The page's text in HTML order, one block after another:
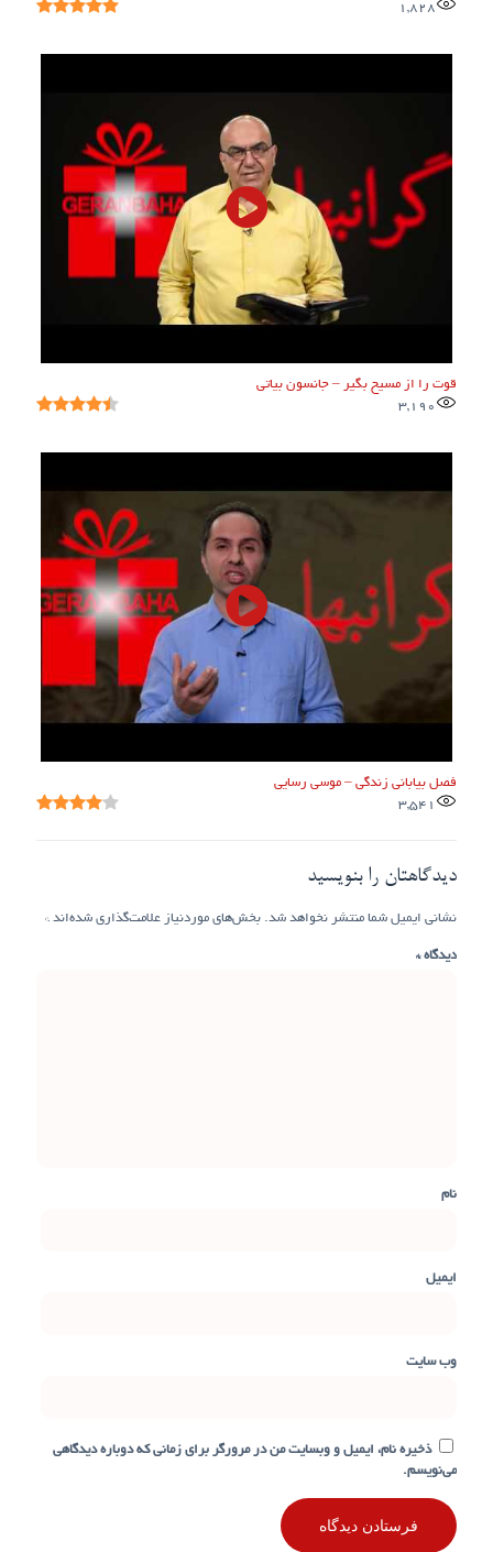
1,828
قوت را از مسیح بگیر – جانسون بیاتی
3,190
فصل بیابانی زندگی – موسی رسایی
3,541
دیدگاهتان را بنویسید
نشانی ایمیل شما منتشر نخواهد شد. بخش‌های موردنیاز علامت‌گذاری شده‌اند *
دیدگاه*
نام
ایمیل
وب‌ سایت
ذخیره نام، ایمیل و وبسایت من در مرورگر برای زمانی که دوباره دیدگاهی
می‌نویسم.